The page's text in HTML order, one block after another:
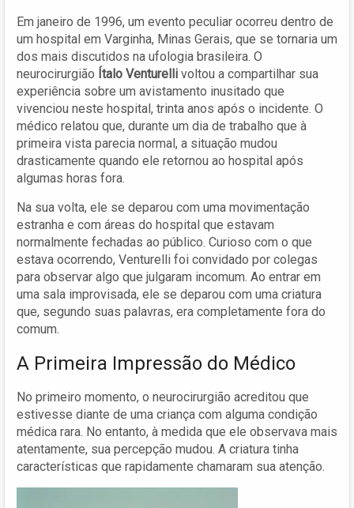
Em janeiro de 1996, um evento peculiar ocorreu dentro de
um hospital em Varginha, Minas Gerais, que se tornaria um
dos mais discutidos na ufologia brasileira. O
neurocirurgião Ítalo Venturelli voltou a compartilhar sua
experiência sobre um avistamento inusitado que
vivenciou neste hospital, trinta anos após o incidente. O
médico relatou que, durante um dia de trabalho que à
primeira vista parecia normal, a situação mudou
drasticamente quando ele retornou ao hospital após
algumas horas fora.
Na sua volta, ele se deparou com uma movimentação
estranha e com áreas do hospital que estavam
normalmente fechadas ao público. Curioso com o que
estava ocorrendo, Venturelli foi convidado por colegas
para observar algo que julgaram incomum. Ao entrar em
uma sala improvisada, ele se deparou com uma criatura
que, segundo suas palavras, era completamente fora do
comum.
A Primeira Impressão do Médico
No primeiro momento, o neurocirurgião acreditou que
estivesse diante de uma criança com alguma condição
médica rara. No entanto, à medida que ele observava mais
atentamente, sua percepção mudou. A criatura tinha
características que rapidamente chamaram sua atenção.